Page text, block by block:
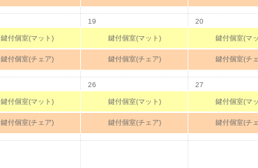
鍵付個室(マット)
鍵付個室(チェア)
19
鍵付個室(マット)
鍵付個室(チェア)
20
鍵付個室(マ
鍵付個室(チ
鍵付個室(マット)
鍵付個室(チェア)
26
鍵付個室(マット)
鍵付個室(チェア)
27
鍵付個室(マ
鍵付個室(チ